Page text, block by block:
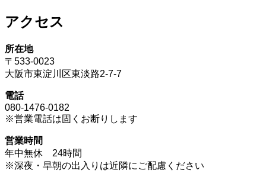
アクセス
所在地
〒533-0023
大阪市東淀川区東淡路2-7-7
電話
080-1476-0182
※営業電話は固くお断りします
営業時間
年中無休 24時間
※深夜・早朝の出入りは近隣にご配慮ください